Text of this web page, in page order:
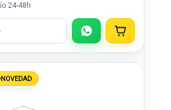
24-48h
NOVEDAD